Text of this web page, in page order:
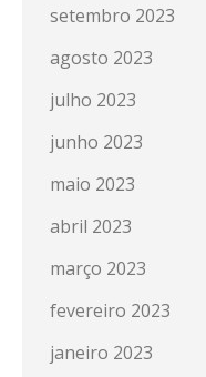
setembro 2023
agosto 2023
julho 2023
junho 2023
maio 2023
abril 2023
março 2023
fevereiro 2023
janeiro 2023